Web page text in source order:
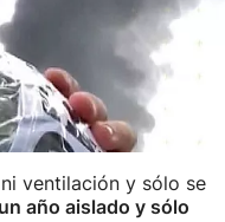
ventilación y sólo se
año aislado y sólo